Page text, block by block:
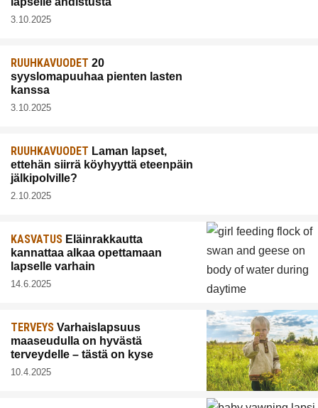
3.10.2025
RUUHKAVUODET 20
syyslomapuuhaa pienten lasten
kanssa
3.10.2025
RUUHKAVUODET Laman lapset,
ettehän siirrä köyhyyttä eteenpäin
jälkipolville?
2.10.2025
KASVATUS Eläinrakkautta
kannattaa alkaa opettamaan
lapselle varhain
14.6.2025
TERVEYS Varhaislapsuus
maaseudulla on hyvästä
terveydelle – tästä on kyse
10.4.2025